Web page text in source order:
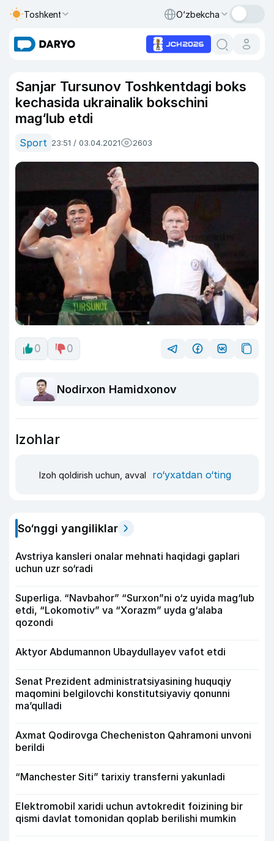
Toshkent O‘zbekcha
Sanjar Tursunov Toshkentdagi boks
kechasida ukrainalik bokschini
mag‘lub etdi
Sport 23:51 / 03.04.2021 2603
0 0
Nodirxon Hamidxonov
Izohlar
Izoh qoldirish uchun, avval ro‘yxatdan o‘ting
So‘nggi yangiliklar
Avstriya kansleri onalar mehnati haqidagi gaplari
uchun uzr so‘radi
Superliga. “Navbahor” “Surxon”ni o‘z uyida mag‘lub
etdi, “Lokomotiv” va “Xorazm” uyda g‘alaba
qozondi
Aktyor Abdu­mannon Ubaydullayev vafot etdi
Senat Prezident administratsiyasining huquqiy
maqomini belgilovchi konstitutsiyaviy qonunni
ma’qulladi
Axmat Qodirovga Checheniston Qahramoni unvoni
berildi
“Manchester Siti” tarixiy transferni yakunladi
Elektromobil xaridi uchun avtokredit foizining bir
qismi davlat tomonidan qoplab berilishi mumkin